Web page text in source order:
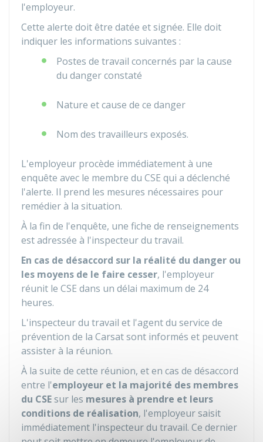
l'employeur.
Cette alerte doit être datée et signée. Elle doit
indiquer les informations suivantes :
Postes de travail concernés par la cause
du danger constaté
Nature et cause de ce danger
Nom des travailleurs exposés.
L'employeur procède immédiatement à une
enquête avec le membre du CSE qui a déclenché
l'alerte. Il prend les mesures nécessaires pour
remédier à la situation.
À la fin de l'enquête, une fiche de renseignements
est adressée à l'inspecteur du travail.
En cas de désaccord sur la réalité du danger ou
les moyens de le faire cesser, l'employeur
réunit le CSE dans un délai maximum de 24
heures.
L'inspecteur du travail et l'agent du service de
prévention de la Carsatsont informés et peuvent
assister à la réunion.
À la suite de cette réunion, et en cas de désaccord
entre l'employeur et la majorité des membres
du CSEsur les mesures à prendre et leurs
conditions de réalisation, l'employeur saisit
immédiatement l'inspecteur du travail. Ce dernier